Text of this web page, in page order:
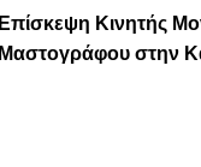
Επίσκεψη Κινητής
Μαστογράφου στην